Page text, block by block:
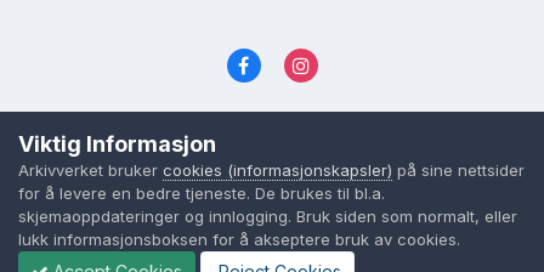
Cookies (informasjonskapsler)
Powered by Invision Community
Viktig Informasjon
Arkivverket bruker cookies (informasjonskapsler) på sine nettsider
for å levere en bedre tjeneste. De brukes til bl.a.
skjemaoppdateringer og innlogging. Bruk siden som normalt, eller
lukk informasjonsboksen for å akseptere bruk av cookies.